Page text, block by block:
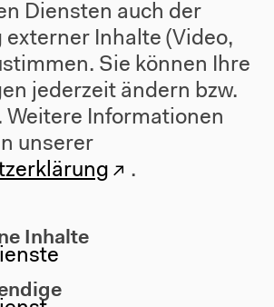
| Opening
durch Katrin Klingan
Diensten auch der
externer Inhalte (Video,
Sie können Ihre
jederzeit ändern bzw.
Weitere Informationen
unserer
.
Inhalte